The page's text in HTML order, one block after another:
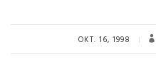
OKT. 16, 1998